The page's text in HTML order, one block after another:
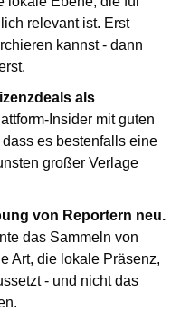
relevant ist. Erst
kannst - dann
als
Insider mit guten
es bestenfalls eine
großer Verlage
das Sammeln von
Art, die lokale Präsenz,
- und nicht das